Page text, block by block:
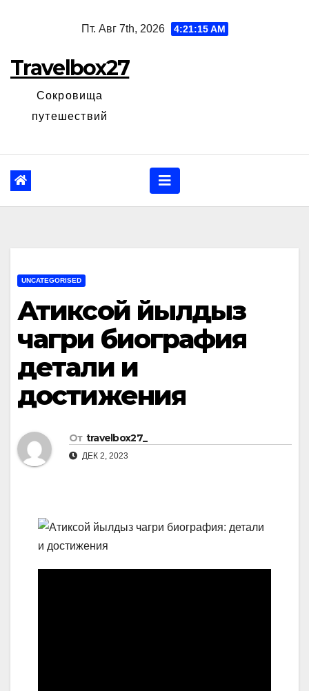
Пт. Авг 7th, 2026 4:21:16 AM
Travelbox27
Сокровища
путешествий
UNCATEGORISED
Атиксой йылдыз
чагри биография
детали и
достижения
От travelbox27_
ДЕК 2, 2023